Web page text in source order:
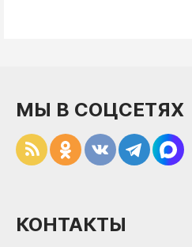
МЫ В СОЦСЕТЯХ
КОНТАКТЫ